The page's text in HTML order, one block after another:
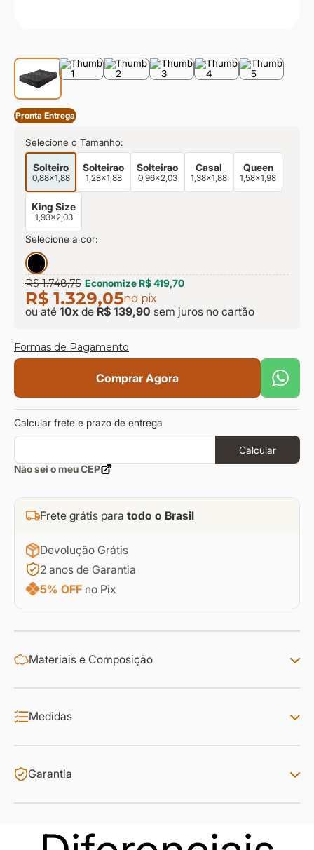
Pronta Entrega
Selecione o Tamanho:
Solteiro
0,88x1,88
Solteirao
1,28x1,88
Solteirao
0,96x2,03
Casal
1,38x1,88
Queen
1,58x1,98
King Size
1,93x2,03
Selecione a cor:
R$ 1.748,75 EconomizeR$ 419,70
R$ 1.329,05no pix
ou até 10x de R$ 139,90 sem juros no cartão
Formas de Pagamento
Comprar Agora
Calcular frete e prazo de entrega
Calcular
Não sei o meu CEP
Frete grátis para todo o Brasil
Devolução Grátis
2 anos de Garantia
5% OFF no Pix
Materiais e Composição
Medidas
Garantia